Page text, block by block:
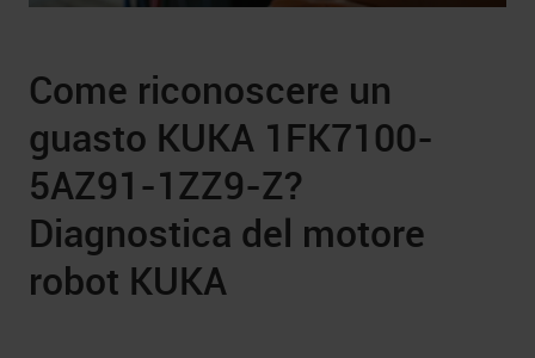
Come riconoscere un
guasto KUKA 1FK7100-
5AZ91-1ZZ9-Z?
Diagnostica del motore
robot KUKA